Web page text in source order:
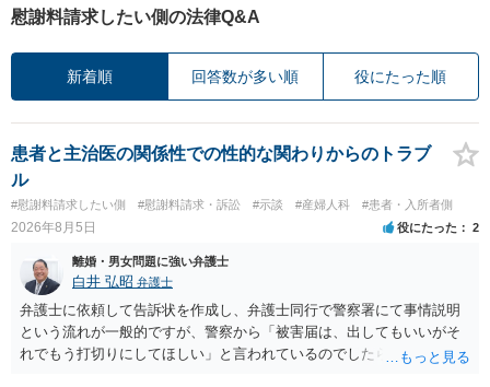
慰謝料請求したい側の法律Q&A
新着順 回答数が多い順 役にたった順
患者と主治医の関係性での性的な関わりからのトラブ
ル
#慰謝料請求したい側 #慰謝料請求・訴訟 #示談 #産婦人科 #患者・入所者側
2026年8月5日 役にたった 2
離婚・男女問題に強い弁護士
白井 弘昭 弁護士
弁護士に依頼して告訴状を作成し、弁護士同行で警察署にて事情説明
という流れが一般的ですが、警察から「被害届は、出してもいいがそ
れでもう打切りにしてほしい」と言われているのでしたら、あまり結